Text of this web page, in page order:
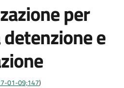
per
e
01-09;147)